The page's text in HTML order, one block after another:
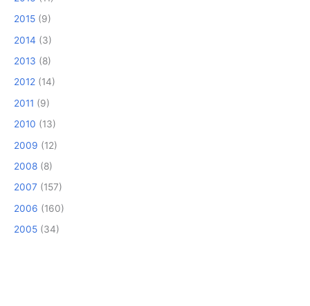
2015 (9)
2014 (3)
2013 (8)
2012 (14)
2011 (9)
2010 (13)
2009 (12)
2008 (8)
2007 (157)
2006 (160)
2005 (34)